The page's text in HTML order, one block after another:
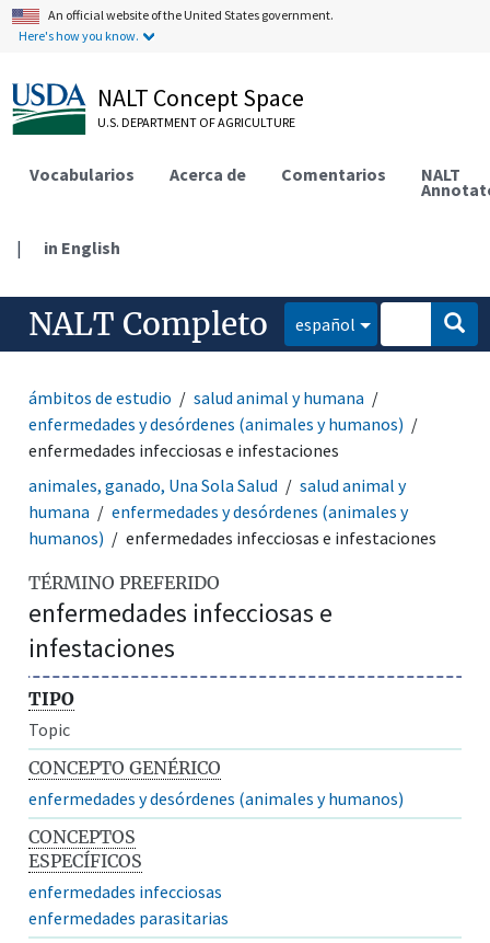
An official website of the United States government.
Here's how you know.
NALT Concept Space
U.S. DEPARTMENT OF AGRICULTURE
Vocabularios Acerca de Comentarios NALT
| in English
NALT Completo español
ámbitos de estudio
salud animal y humana
enfermedades y desórdenes (animales y humanos)
enfermedades infecciosas e infestaciones
animales, ganado, Una Sola Salud
salud animal y
humana
enfermedades y desórdenes (animales y
humanos)
enfermedades infecciosas e infestaciones
TÉRMINO PREFERIDO
enfermedades infecciosas e
infestaciones
TIPO
Topic
CONCEPTO GENÉRICO
enfermedades y desórdenes (animales y humanos)
CONCEPTOS
ESPECÍFICOS
enfermedades infecciosas
enfermedades parasitarias